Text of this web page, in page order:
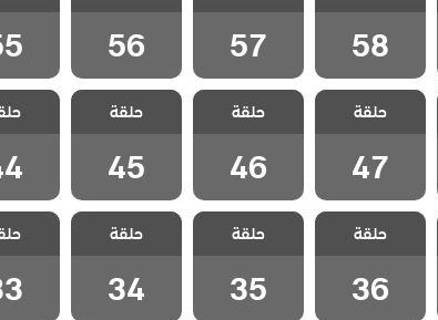
58
58
57
57
56
56
مسلسل مد وجزر
2 مدبلج الحلقة
47
حلقة
47
مسلسل مد وجزر
2 مدبلج الحلقة
46
حلقة
46
مسلسل مد وجزر
2 مدبلج الحلقة
45
حلقة
45
مسلسل
2
مسلسل مد وجزر
2 مدبلج الحلقة
36
حلقة
36
مسلسل مد وجزر
2 مدبلج الحلقة
35
حلقة
35
مسلسل مد وجزر
2 مدبلج الحلقة
34
حلقة
34
مسلسل
2